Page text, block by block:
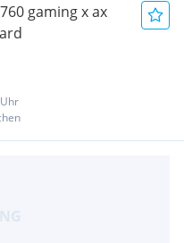
gaming x ax